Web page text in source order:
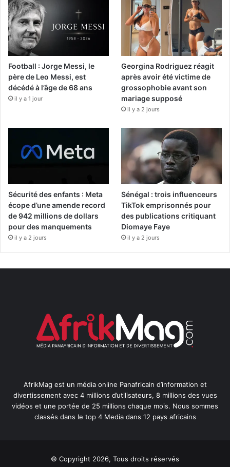
Football : Jorge Messi, le
père de Leo Messi, est
décédé à l’âge de 68 ans
il y a 1 jour
Georgina Rodriguez réagit
après avoir été victime de
grossophobie avant son
mariage supposé
il y a 2 jours
Sécurité des enfants : Meta
écope d’une amende record
de 942 millions de dollars
pour des manquements
il y a 2 jours
Sénégal : trois influenceurs
TikTok emprisonnés pour
des publications critiquant
Diomaye Faye
il y a 2 jours
AfrikMag est un média online Panafricain d’information et
divertissement avec 4 millions d’utilisateurs, 8 millions des vues
vidéos et une portée de 25 millions chaque mois. Nous sommes
classés dans le top 4 Media dans 12 pays africains
© Copyright 2026, Tous droits réservés